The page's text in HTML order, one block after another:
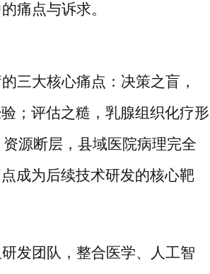
痛点与诉求。
三大核心痛点：决策之盲，
；评估之糙，乳腺组织化疗形
源断层，县域医院病理完全
成为后续技术研发的核心靶
发团队，整合医学、人工智